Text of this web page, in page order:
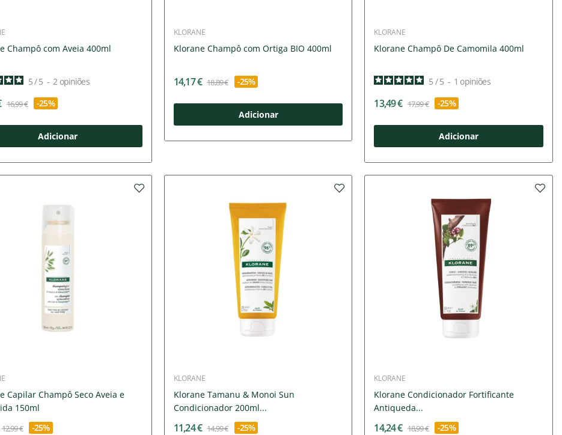
Champô com Aveia 400ml
5/ 5 - 2 opiniões
16,99 € -25%
Adicionar
KLORANE
Klorane Champô com Ortiga BIO 400ml
14,17 € 18,89 € -25%
Adicionar
KLORANE
Klorane Champô De Camomila 400ml
5 / 5 - 1 opiniões
13,49 € 17,99 € -25%
Adicionar
Capilar Champô Seco Aveia e
150ml
12,99 € -25%
KLORANE
Klorane Tamanu & Monoi Sun
Condicionador 200ml...
11,24 € 14,99 € -25%
KLORANE
Klorane Condicionador Fortificante
Antiqueda...
14,24 € 18,99 € -25%